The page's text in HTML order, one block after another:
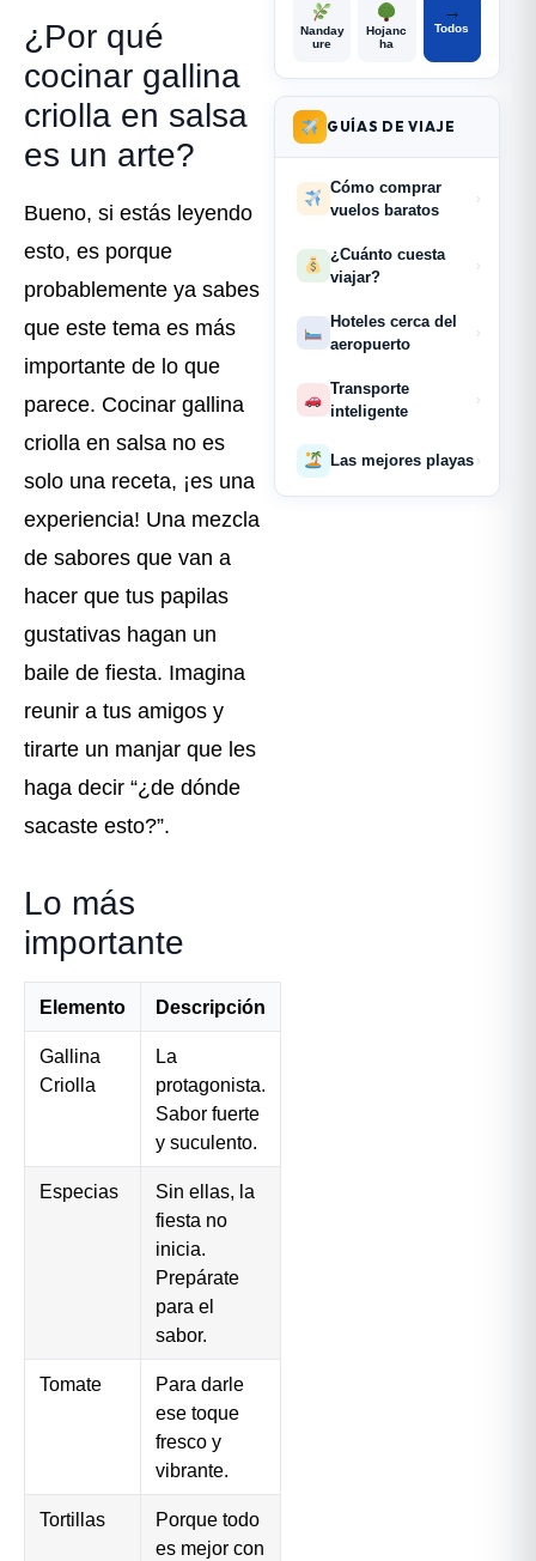
¿Por qué
cocinar gallina
criolla en salsa
es un arte?
Bueno, si estás leyendo
esto, es porque
probablemente ya sabes
que este tema es más
importante de lo que
parece. Cocinar gallina
criolla en salsa no es
solo una receta, ¡es una
experiencia! Una mezcla
de sabores que van a
hacer que tus papilas
gustativas hagan un
baile de fiesta. Imagina
reunir a tus amigos y
tirarte un manjar que les
haga decir “¿de dónde
sacaste esto?”.
Lo más
importante
Elemento Descripción
Gallina
Criolla
La
protagonista.
Sabor fuerte
y suculento.
Especias
Sin ellas, la
fiesta no
inicia.
Prepárate
para el
sabor.
Tomate
Para darle
ese toque
fresco y
vibrante.
Tortillas
Porque todo
es mejor con
Nanday
ure
Hojanc
ha
→
Todos
GUÍAS DE VIAJE
Cómo comprar
vuelos baratos
›
¿Cuánto cuesta
viajar?
›
Hoteles cerca del
aeropuerto
›
Transporte
inteligente
›
Las mejores playas ›